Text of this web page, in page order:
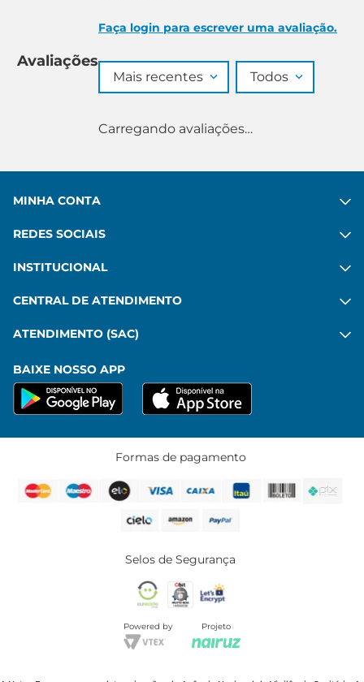
Avaliações
Faça login para escrever uma avaliação.
Mais recentes Todos
Carregando avaliações…
MINHA CONTA
REDES SOCIAIS
INSTITUCIONAL
CENTRAL DE ATENDIMENTO
ATENDIMENTO (SAC)
BAIXE NOSSO APP
Formas de pagamento
Selos de Segurança
Powered by Projeto